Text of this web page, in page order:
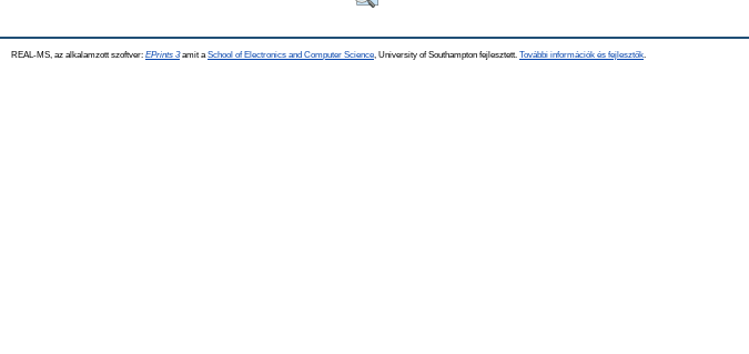
REAL-MS, az alkalamzott szoftver: EPrints 3amit a School of Electronics and Computer Science , University of Southampton fejlesztett. További információk és fejlesztők